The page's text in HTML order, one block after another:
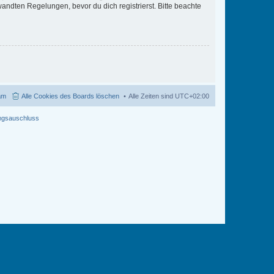
Regelungen, bevor du dich registrierst. Bitte beachte
Alle Zeiten sind UTC+02:00
Alle Cookies des Boards löschen